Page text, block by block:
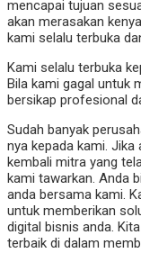
mencapai tujuan
akan merasakan
kami selalu terbuka
Kami selalu terbuka
Bila kami gagal untuk
bersikap profesional
Sudah banyak
nya kepada kami.
kembali mitra yang
kami tawarkan. Anda
anda bersama kami.
untuk memberikan
digital bisnis anda.
terbaik di dalam